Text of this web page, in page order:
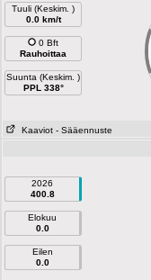
Tuuli (Keskim. )
0.0 km/t
0 Bft
Rauhoittaa
Suunta (Keskim. )
PPL 338°
Kaaviot - Sääennuste
2026
400.8
Elokuu
0.0
Eilen
0.0